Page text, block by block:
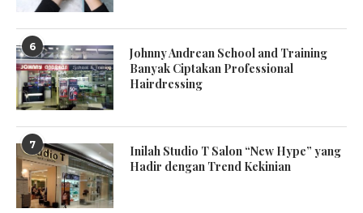
6
Johnny Andrean School and Training
Banyak Ciptakan Professional
Hairdressing
7
Inilah Studio T Salon “New Hype” yang
Hadir dengan Trend Kekinian